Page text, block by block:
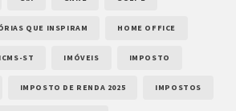
QUE INSPIRAM HOME OFFICE
ICMS-ST IMÓVEIS IMPOSTO
IMPOSTO DE RENDA 2025 IMPOSTOS